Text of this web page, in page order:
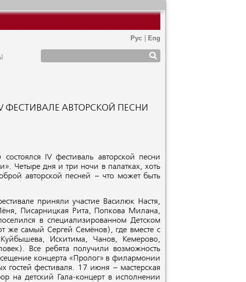
ФЕСТИВАЛЕ АВТОРСКОЙ ПЕСНИ
IV фестиваль авторской песни
Четыре дня и три ночи в палатках, хоть
авторской песней – что может быть
приняли участие Василюк Настя,
Писарницкая Рита, Попкова Милана,
в специализированном Детском
же самый Сергей Семёнов), где вместе с
Искитима, Чанов, Кемерово,
Все ребята получили возможность
концерта «Пролог» в филармонии
гостей фестиваля. 17 июня – мастерская
на детский Гала-концерт в исполнении